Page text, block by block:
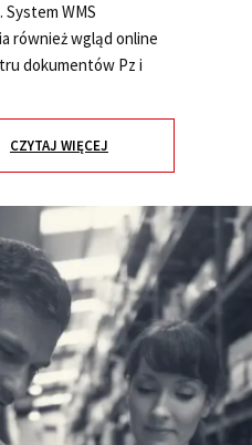
System WMS
również wgląd online
dokumentów Pz i
CZYTAJ WIĘCEJ